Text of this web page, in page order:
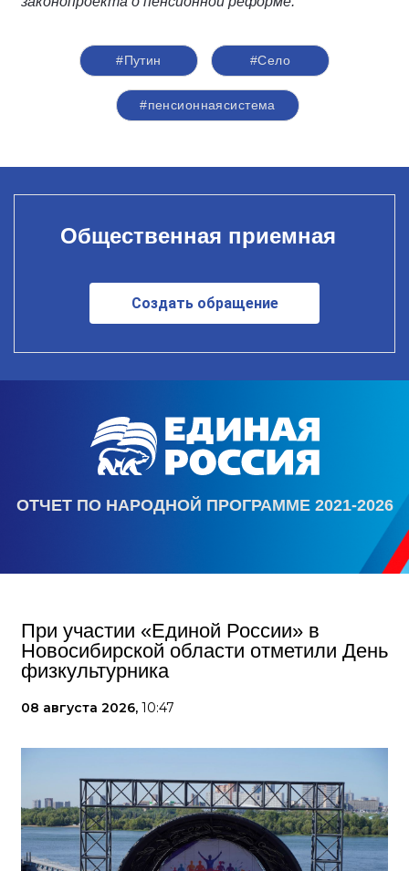
#Путин #Село
#пенсионнаясистема
Общественная приемная
Создать обращение
ОТЧЕТ ПО НАРОДНОЙ ПРОГРАММЕ 2021-2026
При участии «Единой России» в
Новосибирской области отметили День
физкультурника
08 августа 2026, 10:47